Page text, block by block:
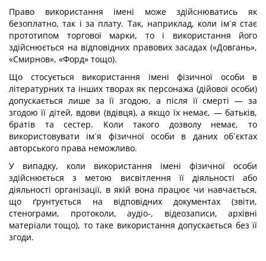
Право використання імені може здійснюватись як
безоплатно, так і за плату. Так, наприклад, коли ім´я стає
прототипом торгової марки, то і використання його
здійснюється на відповідних правових засадах («Довгань»,
«Смирнов», «Форд» тощо).
Що стосується використання імені фізичної особи в
літературних та інших творах як персонажа (дійової особи)
допускається лише за її згодою, а після її смерті — за
згодою її дітей, вдови (вдівця), а якщо їх немає, — батьків,
братів та сестер. Коли такого дозволу немає, то
використовувати ім´я фізичної особи в даних об´єктах
авторського права неможливо.
У випадку, коли використання імені фізичної особи
здійснюється з метою висвітлення її діяльності або
діяльності організації, в якій вона працює чи навчається,
що ґрунтується на відповідних документах (звіти,
стенограми, протоколи, аудіо-, відеозаписи, архівні
матеріали тощо), то таке використання допускається без її
згоди.